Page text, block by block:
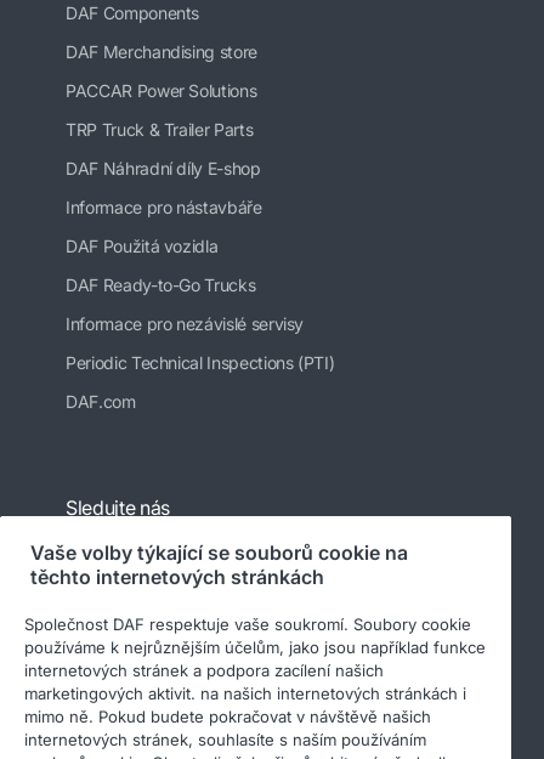
DAF Components
DAF Merchandising store
PACCAR Power Solutions
TRP Truck & Trailer Parts
DAF Náhradní díly E-shop
Informace pro nástavbáře
DAF Použitá vozidla
DAF Ready-to-Go Trucks
Informace pro nezávislé servisy
Periodic Technical Inspections (PTI)
DAF.com
Sledujte nás
© 2026 DAF Právní upozornění
Vaše volby týkající se souborů cookie na
těchto internetových stránkách
Společnost DAF respektuje vaše soukromí. Soubory cookie
používáme k nejrůznějším účelům, jako jsou například funkce
internetových stránek a podpora zacílení našich
marketingových aktivit. na našich internetových stránkách i
mimo ně. Pokud budete pokračovat v návštěvě našich
internetových stránek, souhlasíte s naším používáním